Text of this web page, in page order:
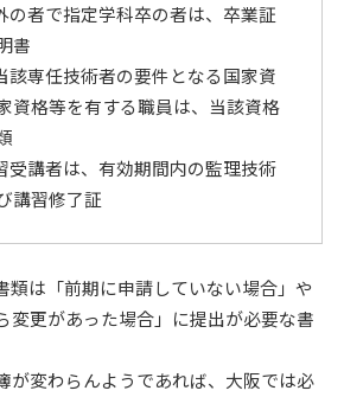
の者で指定学科卒の者は、卒業証
書
該専任技術者の要件となる国家資
資格等を有する職員は、当該資格
受講者は、有効期間内の監理技術
講習修了証
類は「前期に申請していない場合」や
変更があった場合」に提出が必要な書
が変わらんようであれば、大阪では必